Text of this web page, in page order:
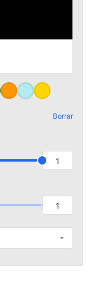
Borrar
1
1